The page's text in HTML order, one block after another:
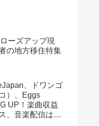
ーズアップ現
の地方移住特集
、ドワンゴ
）、Eggs
UP！楽曲収益
、音楽配信はど